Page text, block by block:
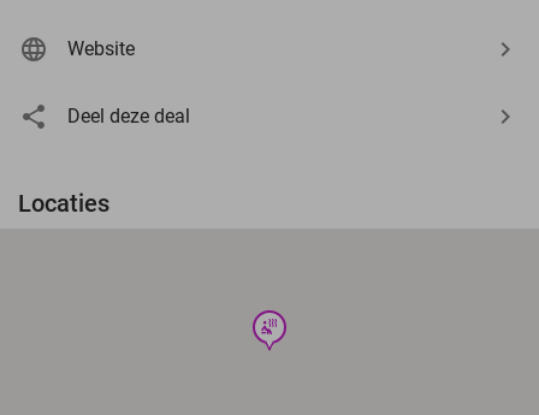
Website
Deel deze deal
Locaties
wellness